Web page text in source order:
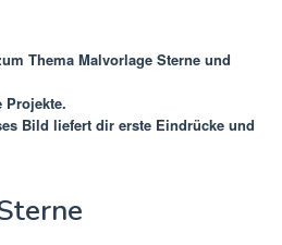
Thema Malvorlage Sterne und
Projekte.
Bild liefert dir erste Eindrücke und